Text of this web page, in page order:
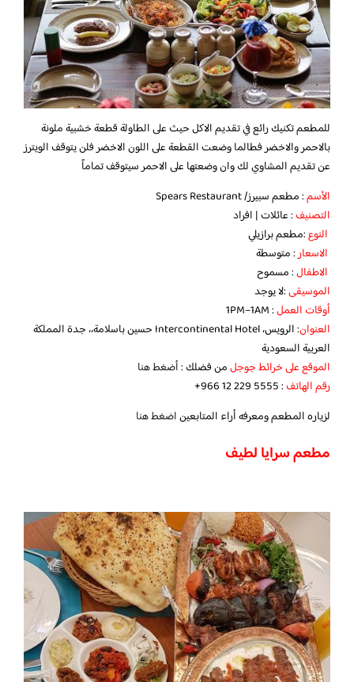
للمطعم تكنيك رائع في تقديم الاكل حيث على الطاولة قطعة خشبية ملونة
بالاحمر والاخضر فطالما وضعت القطعة على اللون الاخضر فلن يتوقف الويترز
عن تقديم المشاوي لك وان وضعتها على الاحمر سيتوقف تماماً
الأسم: مطعم سبيرز/ Spears Restaurant
التصنيف: عائلات | افراد
النوع:مطعم برازيلي
الاسعار: متوسطة
الاطفال: مسموح
الموسيقى:لا يوجد
أوقات العمل: 1PM–1AM
العنوان
: الرويس، Intercontinental Hotel حسين باسلامة،، جدة المملكة
العربية السعودية
الموقع على خرائط جوجلمن فضلك :أضغط هنا
رقم الهاتف: ‏‪‏‪+966 12 229 5555‬‏
لزياره المطعم ومعرفه أراء المتابعيناضغط هنا
مطعم سرايا لطيف